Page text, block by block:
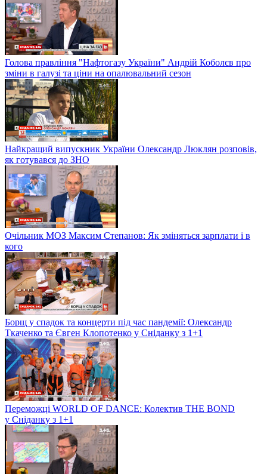
Голова правління "Нафтогазу України" Андрій Коболєв про
зміни в галузі та ціни на опалювальний сезон
Найкращий випускник України Олександр Люклян розповів,
як готувався до ЗНО
Очільник МОЗ Максим Степанов: Як зміняться зарплати і в
кого
Борщ у спадок та концерти під час пандемії: Олександр
Ткаченко та Євген Клопотенко у Сніданку з 1+1
Переможці WORLD OF DANCE: Колектив THE BOND
у Сніданку з 1+1